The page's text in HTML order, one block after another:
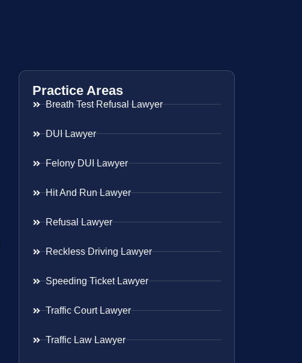
Practice Areas
Breath Test Refusal Lawyer
DUI Lawyer
Felony DUI Lawyer
Hit And Run Lawyer
Refusal Lawyer
Reckless Driving Lawyer
Speeding Ticket Lawyer
Traffic Court Lawyer
Traffic Law Lawyer